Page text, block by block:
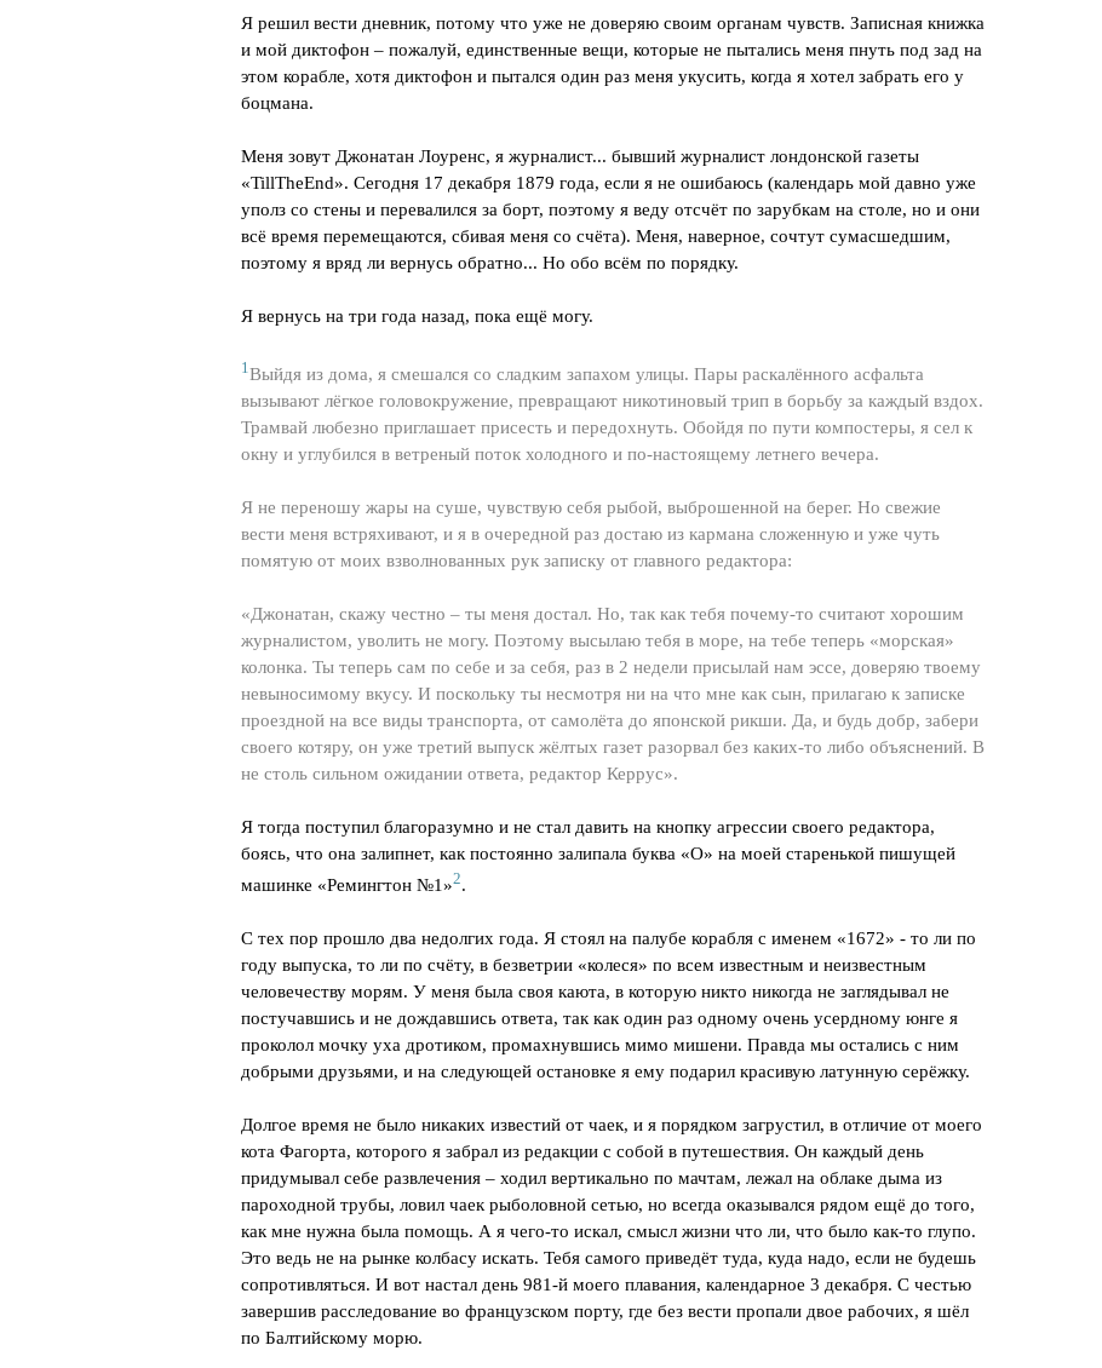
Я решил вести дневник, потому что уже не доверяю своим органам чувств. Записная книжка
и мой диктофон – пожалуй, единственные вещи, которые не пытались меня пнуть под зад на
этом корабле, хотя диктофон и пытался один раз меня укусить, когда я хотел забрать его у
боцмана.
Меня зовут Джонатан Лоуренс, я журналист... бывший журналист лондонской газеты
«TillTheEnd». Сегодня 17 декабря 1879 года, если я не ошибаюсь (календарь мой давно уже
уполз со стены и перевалился за борт, поэтому я веду отсчёт по зарубкам на столе, но и они
всё время перемещаются, сбивая меня со счёта). Меня, наверное, сочтут сумасшедшим,
поэтому я вряд ли вернусь обратно... Но обо всём по порядку.
Я вернусь на три года назад, пока ещё могу.
1Выйдя из дома, я смешался со сладким запахом улицы. Пары раскалённого асфальта
вызывают лёгкое головокружение, превращают никотиновый трип в борьбу за каждый вздох.
Трамвай любезно приглашает присесть и передохнуть. Обойдя по пути компостеры, я сел к
окну и углубился в ветреный поток холодного и по-настоящему летнего вечера.
Я не переношу жары на суше, чувствую себя рыбой, выброшенной на берег. Но свежие
вести меня встряхивают, и я в очередной раз достаю из кармана сложенную и уже чуть
помятую от моих взволнованных рук записку от главного редактора:
«Джонатан, скажу честно – ты меня достал. Но, так как тебя почему-то считают хорошим
журналистом, уволить не могу. Поэтому высылаю тебя в море, на тебе теперь «морская»
колонка. Ты теперь сам по себе и за себя, раз в 2 недели присылай нам эссе, доверяю твоему
невыносимому вкусу. И поскольку ты несмотря ни на что мне как сын, прилагаю к записке
проездной на все виды транспорта, от самолёта до японской рикши. Да, и будь добр, забери
своего котяру, он уже третий выпуск жёлтых газет разорвал без каких-то либо объяснений. В
не столь сильном ожидании ответа, редактор Керрус».
Я тогда поступил благоразумно и не стал давить на кнопку агрессии своего редактора,
боясь, что она залипнет, как постоянно залипала буква «О» на моей старенькой пишущей
машинке «Ремингтон №1»2.
С тех пор прошло два недолгих года. Я стоял на палубе корабля с именем «1672» - то ли по
году выпуска, то ли по счёту, в безветрии «колеся» по всем известным и неизвестным
человечеству морям. У меня была своя каюта, в которую никто никогда не заглядывал не
постучавшись и не дождавшись ответа, так как один раз одному очень усердному юнге я
проколол мочку уха дротиком, промахнувшись мимо мишени. Правда мы остались с ним
добрыми друзьями, и на следующей остановке я ему подарил красивую латунную серёжку.
Долгое время не было никаких известий от чаек, и я порядком загрустил, в отличие от моего
кота Фагорта, которого я забрал из редакции с собой в путешествия. Он каждый день
придумывал себе развлечения – ходил вертикально по мачтам, лежал на облаке дыма из
пароходной трубы, ловил чаек рыболовной сетью, но всегда оказывался рядом ещё до того,
как мне нужна была помощь. А я чего-то искал, смысл жизни что ли, что было как-то глупо.
Это ведь не на рынке колбасу искать. Тебя самого приведёт туда, куда надо, если не будешь
сопротивляться. И вот настал день 981-й моего плавания, календарное 3 декабря. С честью
завершив расследование во французском порту, где без вести пропали двое рабочих, я шёл
по Балтийскому морю.